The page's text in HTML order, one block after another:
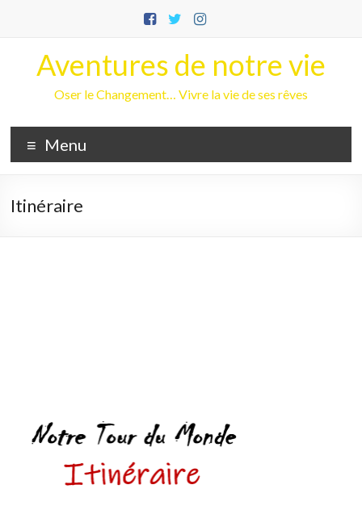
Aventures de notre vie
Oser le Changement… Vivre la vie de ses rêves
Menu
Itinéraire